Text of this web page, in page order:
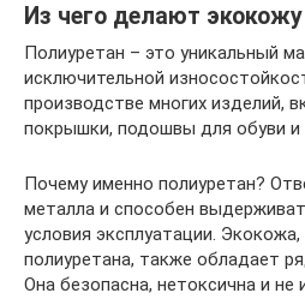
Из чего делают экокожу
Полиуретан – это уникальный
исключительной
производстве многих изделий,
покрышки, подошвы для обуви и
Почему именно полиуретан?
металла и способен
условия эксплуатации.
полиуретана, также обладает
Она безопасна, нетоксична и не